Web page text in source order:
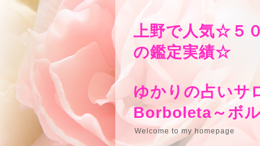
上野で人気☆５
の鑑定実績☆
ゆかりの占いサ
Welcome to my homepage